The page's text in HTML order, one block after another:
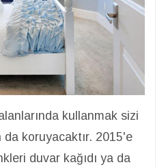
kullanmak sizi
da koruyacaktır. 2015'e
duvar kağıdı ya da